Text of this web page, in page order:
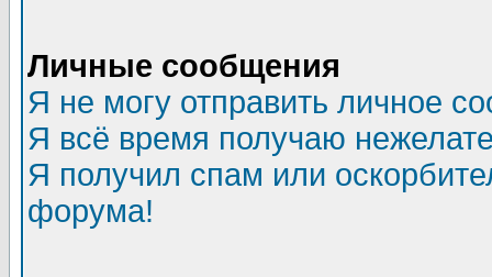
Личные сообщения
Я не могу отправить личное
Я всё время получаю
Я получил спам или
форума!